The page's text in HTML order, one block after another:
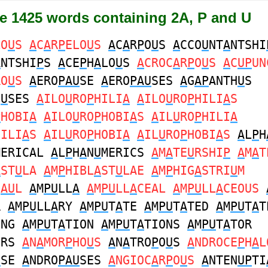
1425 words containing 2A, P and U
US ACARPELOUS ACARPOUS ACCOUNTANTSHI
NTSHIPS ACEPHALOUS ACROCARPOUS ACUP
US AEROPAUSE AEROPAUSES AGAPANTHUS
USES AILOUROPHILIA AILOUROPHILIAS
HOBIA AILOUROPHOBIAS AILUROPHILIA
AS AILUROPHOBIA AILUROPHOBIAS ALPH
ALPHANUMERICS AMATEURSHIP AMA
STULA AMPHIBLASTULAE AMPHIGASTRIUM
AUL AMPULLA AMPULLACEAL AMPULLACEOUS
AMPULLARY AMPUTATE AMPUTATED AMPUTA
AMPUTATION AMPUTATIONS AMPUTATOR
ANAMORPHOUS ANATROPOUS ANDROCEPHA
SE ANDROPAUSES ANGIOCARPOUS ANTENUPTI